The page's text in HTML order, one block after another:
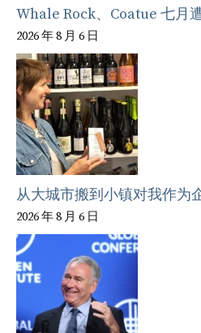
Whale Rock、Coatue 七月
2026 年 8 月 6 日
从大城市搬到小镇对我作为
2026 年 8 月 6 日